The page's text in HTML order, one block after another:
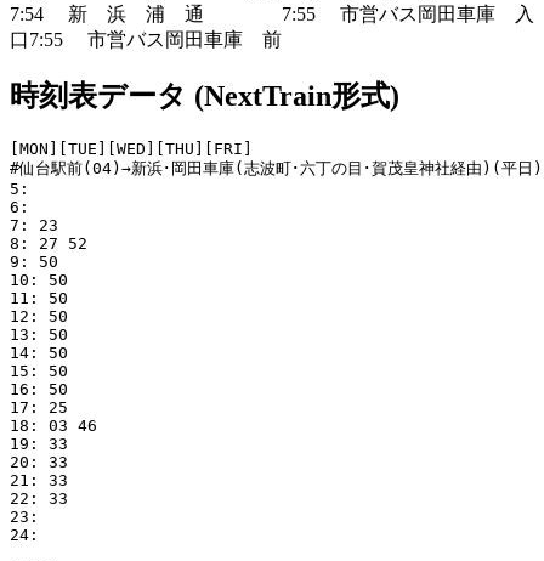
7:54 新 浜 浦 通 7:55 市営バス岡田車庫 入
口7:55 市営バス岡田車庫 前
時刻表データ (NextTrain形式)
[MON][TUE][WED][THU][FRI]
#仙台駅前(04)→新浜･岡田車庫(志波町･六丁の目･賀茂皇神社経由)(平日)
5:
6:
7: 23
8: 27 52
9: 50
10: 50
11: 50
12: 50
13: 50
14: 50
15: 50
16: 50
17: 25
18: 03 46
19: 33
20: 33
21: 33
22: 33
23:
24: